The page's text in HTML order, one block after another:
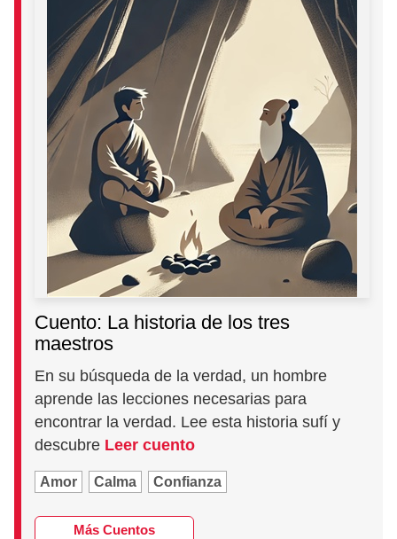
Cuento: La historia de los tres
maestros
En su búsqueda de la verdad, un hombre
aprende las lecciones necesarias para
encontrar la verdad. Lee esta historia sufí y
descubre Leer cuento
Amor Calma Confianza
Más Cuentos